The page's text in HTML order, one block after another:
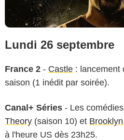
Lundi 26 septembre
France 2 - Castle : lancement
saison (1 inédit par soirée).
Canal+ Séries - Les comédies
Theory (saison 10) et
à l'heure US dès 23h25.